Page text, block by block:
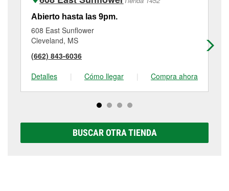
Abierto hasta las 9pm.
608 East Sunflower
Cleveland, MS
(662) 843-6036
Detalles
| Cómo llegar | Compra ahora
BUSCAR OTRA TIENDA